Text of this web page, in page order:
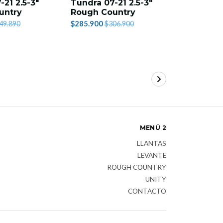
2.5-3"
Tundra 07-21 2.5-3"
Rough Country
$285.900$306.900
MENÚ 2
LLANTAS
LEVANTE
ROUGH COUNTRY
UNITY
CONTACTO